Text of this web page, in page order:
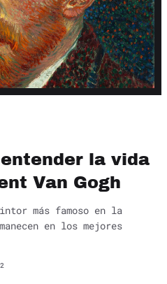
la vida
Van Gogh
más famoso en la
en los mejores